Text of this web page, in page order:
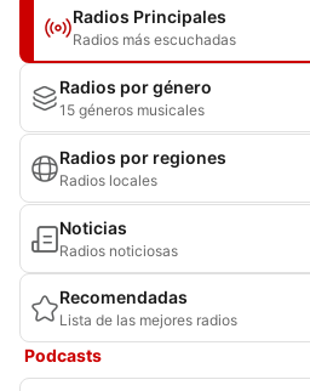
Radios Principales
Radios más escuchadas
Radios por género
15 géneros musicales
Radios por regiones
Radios locales
Noticias
Radios noticiosas
Recomendadas
Lista de las mejores radios
Podcasts